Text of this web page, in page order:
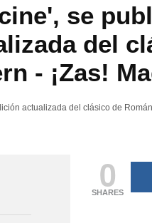
se
del
- ¡Zas!
0
SHARES